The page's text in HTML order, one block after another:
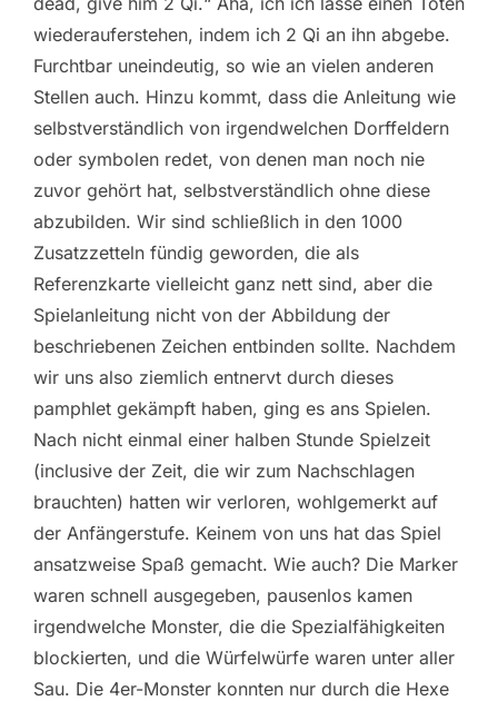
wiederauferstehen, indem ich 2 Qi an ihn abgebe.
Furchtbar uneindeutig, so wie an vielen anderen
Stellen auch. Hinzu kommt, dass die Anleitung wie
selbstverständlich von irgendwelchen Dorffeldern
oder symbolen redet, von denen man noch nie
zuvor gehört hat, selbstverständlich ohne diese
abzubilden. Wir sind schließlich in den 1000
Zusatzzetteln fündig geworden, die als
Referenzkarte vielleicht ganz nett sind, aber die
Spielanleitung nicht von der Abbildung der
beschriebenen Zeichen entbinden sollte. Nachdem
wir uns also ziemlich entnervt durch dieses
pamphlet gekämpft haben, ging es ans Spielen.
Nach nicht einmal einer halben Stunde Spielzeit
(inclusive der Zeit, die wir zum Nachschlagen
brauchten) hatten wir verloren, wohlgemerkt auf
der Anfängerstufe. Keinem von uns hat das Spiel
ansatzweise Spaß gemacht. Wie auch? Die Marker
waren schnell ausgegeben, pausenlos kamen
irgendwelche Monster, die die Spezialfähigkeiten
blockierten, und die Würfelwürfe waren unter aller
Sau. Die 4er-Monster konnten nur durch die Hexe